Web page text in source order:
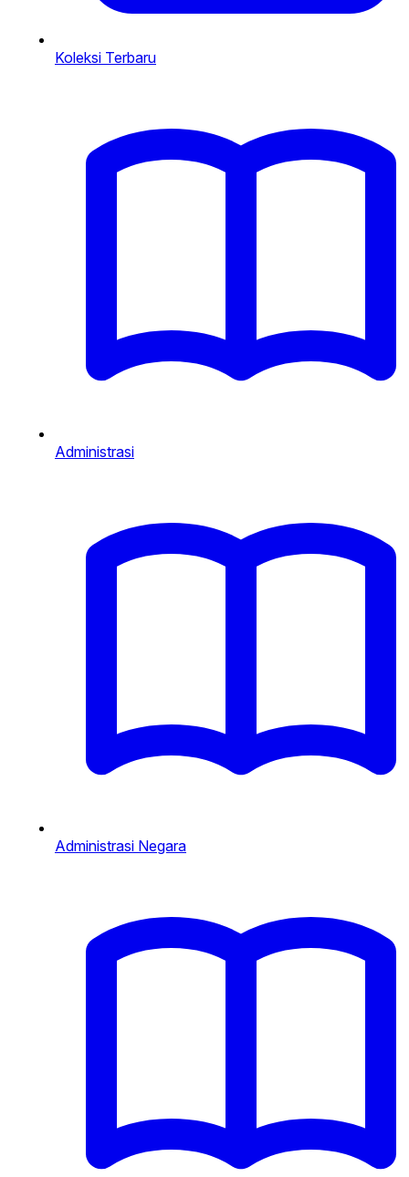
Koleksi Terbaru
Administrasi
Administrasi Negara